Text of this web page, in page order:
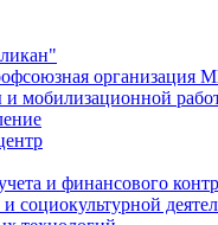
организация
и мобилизационной
и финансового
социокультурной